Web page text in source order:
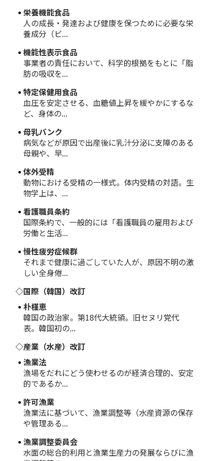
栄養機能食品
人の成長・発達および健康を保つために必要な栄
養成分（ビ...
機能性表示食品
事業者の責任において、科学的根拠をもとに「脂
肪の吸収を...
特定保健用食品
血圧を安定させる、血糖値上昇を緩やかにするな
ど、身体の...
母乳バンク
病気などが原因で出産後に乳汁分泌に支障のある
母親や、早...
体外受精
動物における受精の一様式。体内受精の対語。生
物学上は、...
看護職員条約
国際条約で、一般的には「看護職員の雇用および
労働と生活...
慢性疲労症候群
それまで健康に過ごしていた人が、原因不明の激
しい全身倦...
◇国際（韓国）改訂
朴槿恵
韓国の政治家。第18代大統領。旧セヌリ党代
表。韓国初の...
◇産業（水産）改訂
漁業法
漁場をだれにどう使わせるのが経済合理的、安定
的であるか...
許可漁業
漁業法に基づいて、漁業調整等（水産資源の保存
や管理ある...
漁業調整委員会
水面の総合的利用と漁業生産力の発展ならびに漁